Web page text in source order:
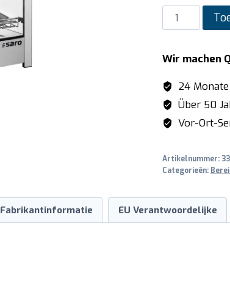
SARO
FINN
aantal
Wir machen
24
Über 50
Vor-Ort-
Artikelnummer:
Categorieën:
Fabrikantinformatie EU Verantwoordelijke